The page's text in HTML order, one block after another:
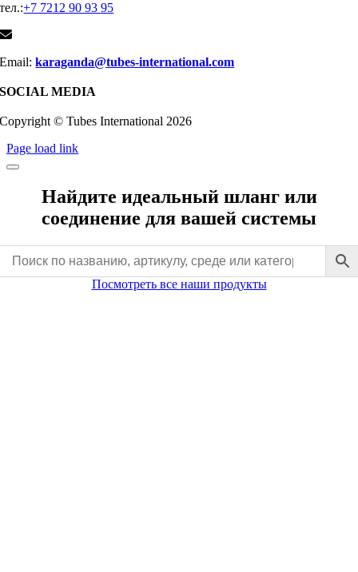
тел.:+7 7212 90 93 95
Email:karaganda@tubes-international.com
SOCIAL MEDIA
Copyright © Tubes International 2026
Page load link
Найдите идеальный шланг или
соединение для вашей системы
Посмотреть все наши продукты